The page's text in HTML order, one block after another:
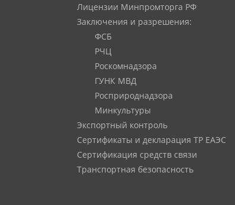
Лицензии Минпромторга РФ
Заключения и разрешения:
ФСБ
РЧЦ
Роскомнадзора
ГУНК МВД
Росприроднадзора
Минкультуры
Экспортный контроль
Сертификаты и декларация ТР ЕАЭС
Сертификация средств связи
Транспортная безопасность